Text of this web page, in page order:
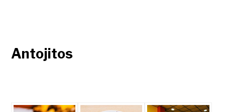
Antojitos